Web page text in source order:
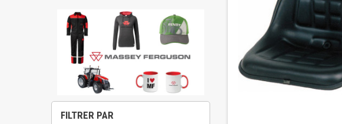
FILTRER PAR